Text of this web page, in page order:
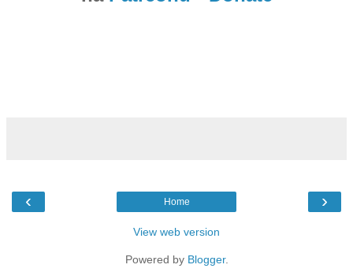
‹ ›
Home
View web version
Powered by Blogger.